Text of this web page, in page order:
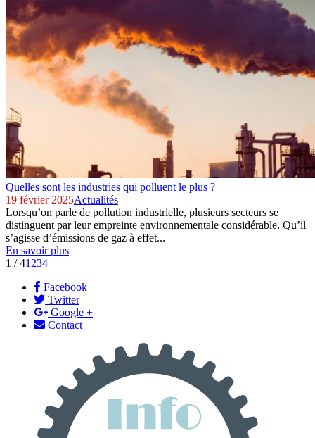
Quelles sont les industries qui polluent le plus ?
19 février 2025Actualités
Lorsqu’on parle de pollution industrielle, plusieurs secteurs se
distinguent par leur empreinte environnementale considérable. Qu’il
s’agisse d’émissions de gaz à effet...
En savoir plus
1 / 41 234
Facebook
Twitter
Google +
Contact